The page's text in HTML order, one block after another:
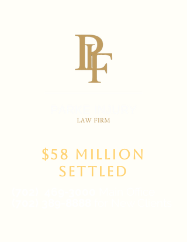
$58 Million
Settled